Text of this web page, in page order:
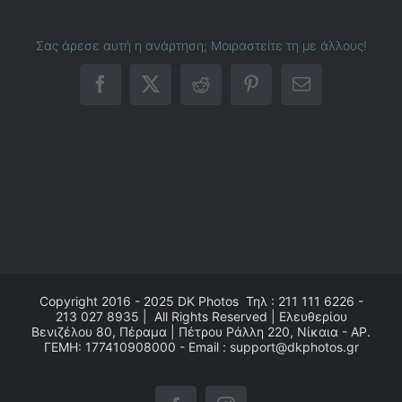
Σας άρεσε αυτή η ανάρτηση; Μοιραστείτε τη με άλλους!
Facebook
X RedditPinterestEmail
Copyright 2016 - 2025 DK PhotosΤηλ : 211 111 6226 -
213 027 8935 | All Rights Reserved | Ελευθερίου
Βενιζέλου 80, Πέραμα | Πέτρου Ράλλη 220, Νίκαια - ΑΡ.
ΓΕΜΗ: 177410908000 - Email : support@dkphotos.gr